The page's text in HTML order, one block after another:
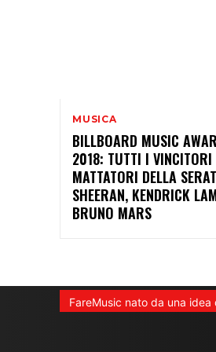
MUSICA
BILLBOARD MUSIC
2018: TUTTI I
MATTATORI DELLA
SHEERAN, KENDRICK
BRUNO MARS
FareMusic nato da una idea